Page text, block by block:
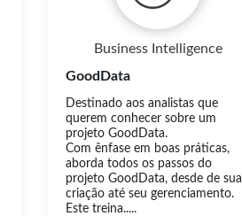
Business Intelligence
GoodData
Destinado aos analistas que
querem conhecer sobre um
projeto GoodData.
Com ênfase em boas práticas,
aborda todos os passos do
projeto GoodData, desde de sua
criação até seu gerenciamento.
Este treina.....